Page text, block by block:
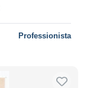
Professionista